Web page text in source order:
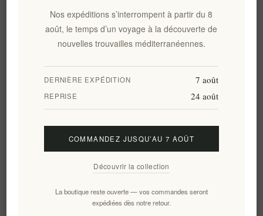
Mon compte
S'abonner Se désinscrire
Nos expéditions s’interrompent à partir du 8
août, le temps d’un voyage à la découverte de
nouvelles trouvailles méditerranéennes.
DERNIÈRE EXPÉDITION 7 août
REPRISE 24 août
COMMANDEZ JUSQU’AU 7 AOÛT
Découvrir la collection
La boutique reste ouverte — vos commandes seront
expédiées dès notre retour.